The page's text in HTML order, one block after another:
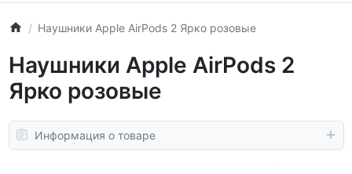
Наушники Apple AirPods 2 Ярко розовые
Наушники Apple AirPods 2
Ярко розовые
Информация о товаре